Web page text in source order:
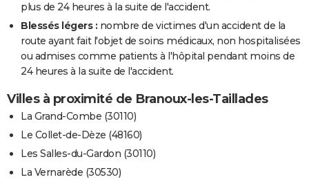
plus de 24 heures à la suite de l'accident.
Blessés légers : nombre de victimes d'un accident de la
route ayant fait l'objet de soins médicaux, non hospitalisées
ou admises comme patients à l'hôpital pendant moins de
24 heures à la suite de l'accident.
Villes à proximité de Branoux-les-Taillades
La Grand-Combe (30110)
Le Collet-de-Dèze (48160)
Les Salles-du-Gardon (30110)
La Vernarède (30530)